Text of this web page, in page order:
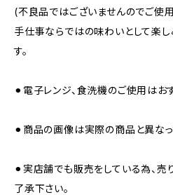
(不良品ではございませんのでご使
手仕事ならではの味わいとして楽し
す。
⚫︎電子レンジ、食洗機のご使用はお
⚫︎商品の画像は実際の商品と異な
⚫︎実店舗でも販売をしている為、
了承下さい。